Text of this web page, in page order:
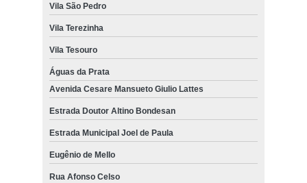
Vila São Pedro
Vila Terezinha
Vila Tesouro
Águas da Prata
Avenida Cesare Mansueto Giulio Lattes
Estrada Doutor Altino Bondesan
Estrada Municipal Joel de Paula
Eugênio de Mello
Rua Afonso Celso